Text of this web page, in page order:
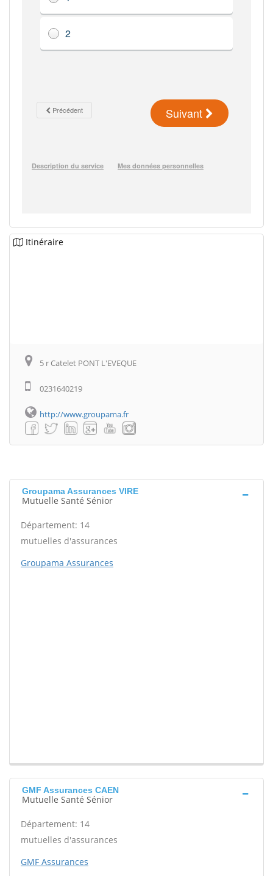
Itinéraire
5 r Catelet PONT L'EVEQUE
0231640219
http://www.groupama.fr
Groupama Assurances VIRE
Mutuelle Santé Sénior
Département: 14
mutuelles d'assurances
Groupama Assurances
GMF Assurances CAEN
Mutuelle Santé Sénior
Département: 14
mutuelles d'assurances
GMF Assurances